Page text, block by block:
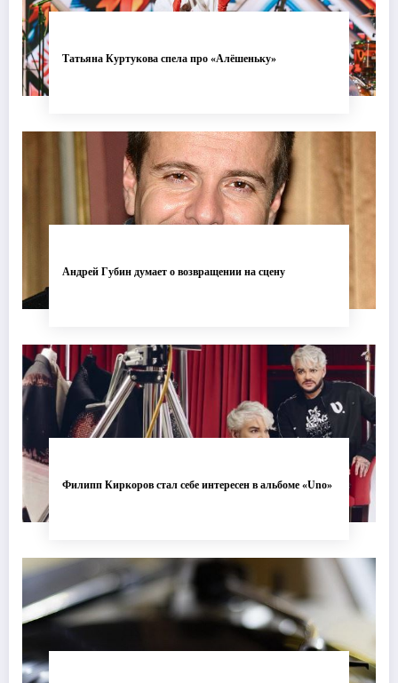
Татьяна Куртукова спела про «Алёшеньку»
Андрей Губин думает о возвращении на сцену
Филипп Киркоров стал себе интересен в альбоме «Uno»